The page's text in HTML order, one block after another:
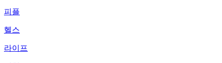
피플
헬스
라이프